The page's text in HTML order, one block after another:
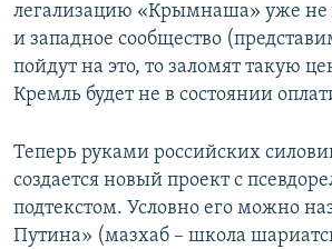
легализацию «Крымнаша» уже не
и западное сообщество
пойдут на это, то заломят такую
Кремль будет не в состоянии
Теперь руками российских
создается новый проект с
подтекстом. Условно его можно
Путина» (мазхаб – школа